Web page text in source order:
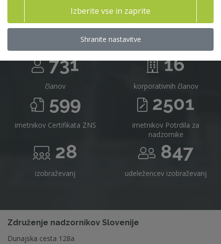
Združenje nadzornikov Slovenije v
številkah
731
članov
16
korporativnih članov
599
imetnikov Certifikata ZNS
2501
imetnikov Potrdila za
nadzornike
28
izobraževanj
847
udeležencev izobraževanj
Združenje nadzornikov Slovenije
Dunajska cesta 128a
Izberite vse in zaprite
Shranite nastavitve